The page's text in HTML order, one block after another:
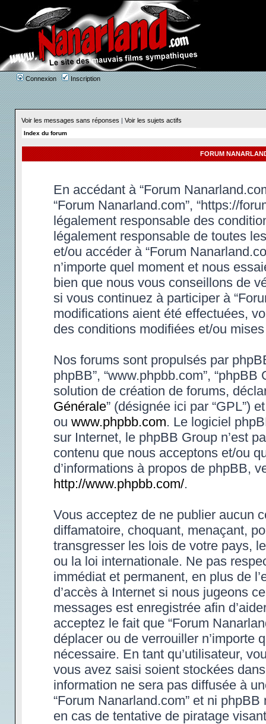
Connexion Inscription
Voir les messages sans réponses | Voir les sujets actifs
Index du forum
FORUM
En accédant à “Forum
“Forum Nanarland.com”, “https://
légalement responsable des
légalement responsable de toutes
et/ou accéder à “Forum
n’importe quel moment et nous
bien que nous vous conseillons de
si vous continuez à participer à
modifications aient été effectuées,
des conditions modifiées et/ou
Nos forums sont propulsés par
phpBB”, “www.phpbb.com”,
solution de création de forums,
Générale” (désignée ici par “GPL”)
ou www.phpbb.com. Le logiciel
sur Internet, le phpBB Group n’est
contenu que nous acceptons et/ou
d’informations à propos de phpBB,
http://www.phpbb.com/.
Vous acceptez de ne publier aucun
diffamatoire, choquant, menaçant,
transgresser les lois de votre pays,
ou la loi internationale. Ne pas
immédiat et permanent, en plus de
d’accès à Internet si nous jugeons
messages est enregistrée afin
acceptez le fait que “Forum
déplacer ou de verrouiller n’importe
nécessaire. En tant qu’utilisateur,
vous avez saisi soient stockées
information ne sera pas diffusée à
“Forum Nanarland.com” et ni
en cas de tentative de piratage